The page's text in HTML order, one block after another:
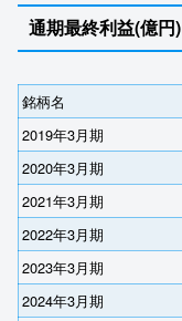
通期最終利益(億円)
銘柄名
2019年3月期
2020年3月期
2021年3月期
2022年3月期
2023年3月期
2024年3月期